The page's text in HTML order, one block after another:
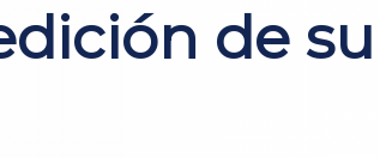
de su